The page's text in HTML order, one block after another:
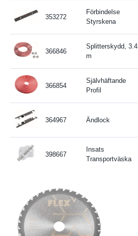
353272
Förbindelse
Styrskena
366846
Splitterskydd, 3.4
m
366854
Självhäftande
Profil
364967 Ändlock
398667
Insats
Transportväska